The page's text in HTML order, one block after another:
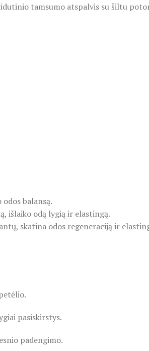
tamsumo atspalvis su šiltu
balansą.
išlaiko odą lygią ir elastingą.
skatina odos regeneraciją ir
pasiskirstys.
padengimo.